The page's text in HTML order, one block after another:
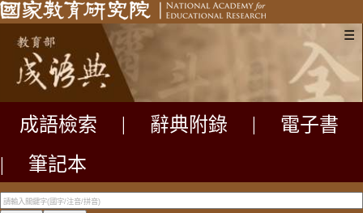
☰
成語檢索 辭典附錄
電子書
|
筆記本